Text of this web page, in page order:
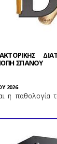
ΣΠΑΝΟΥ
2026
η παθολογία